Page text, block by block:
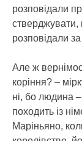
розповідали
розповідали
Але ж
коріння? –
ні, бо людина
походить із
Маріньяно,